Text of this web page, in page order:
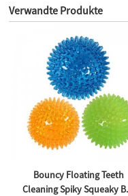
Verwandte Produkte
Bouncy Floating Teeth
Cleaning Spiky Squeaky